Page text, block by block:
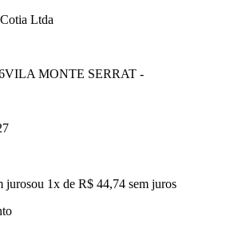
Ltda
VILA MONTE SERRAT -
jurosou 1x de R$ 44,74 sem juros